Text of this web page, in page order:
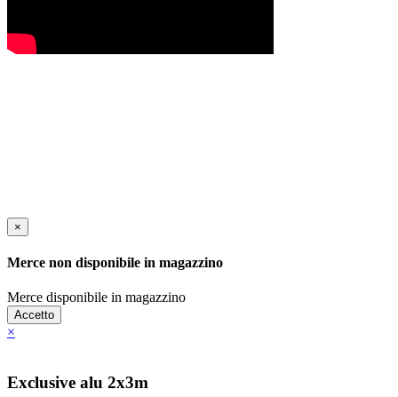
×
Merce non disponibile in magazzino
Merce disponibile in magazzino
Accetto
×
Exclusive alu 2x3m